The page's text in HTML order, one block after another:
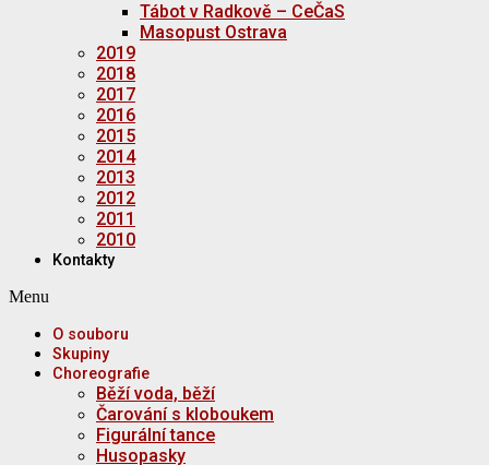
Tábot v Radkově – CeČaS
Masopust Ostrava
2019
2018
2017
2016
2015
2014
2013
2012
2011
2010
Kontakty
Menu
O souboru
Skupiny
Choreografie
Běží voda, běží
Čarování s kloboukem
Figurální tance
Husopasky